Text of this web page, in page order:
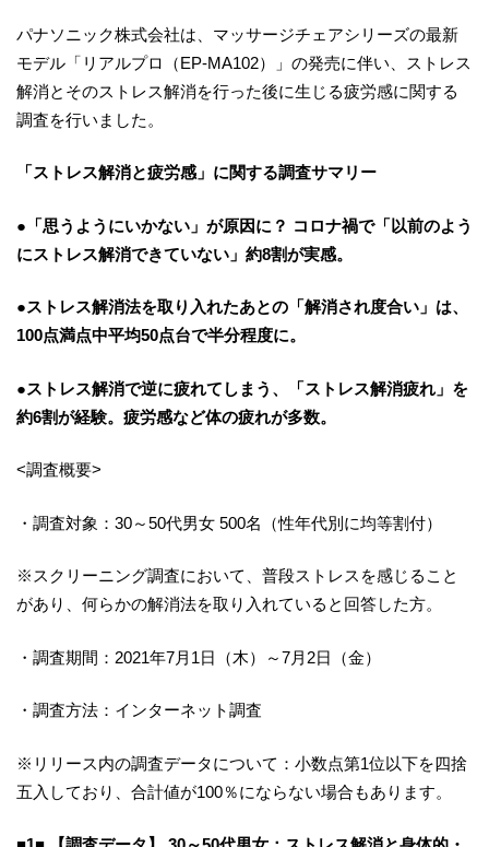
パナソニック株式会社は、マッサージチェアシリーズの最新
モデル「リアルプロ（EP-MA102）」の発売に伴い、ストレス
解消とそのストレス解消を行った後に生じる疲労感に関する
調査を行いました。
「ストレス解消と疲労感」に関する調査サマリー
●「思うようにいかない」が原因に？ コロナ禍で「以前のよう
にストレス解消できていない」約8割が実感。
●ストレス解消法を取り入れたあとの「解消され度合い」は、
100点満点中平均50点台で半分程度に。
●ストレス解消で逆に疲れてしまう、「ストレス解消疲れ」を
約6割が経験。疲労感など体の疲れが多数。
<調査概要>
・調査対象：30～50代男女 500名（性年代別に均等割付）
※スクリーニング調査において、普段ストレスを感じること
があり、何らかの解消法を取り入れていると回答した方。
・調査期間：2021年7月1日（木）～7月2日（金）
・調査方法：インターネット調査
※リリース内の調査データについて：小数点第1位以下を四捨
五入しており、合計値が100％にならない場合もあります。